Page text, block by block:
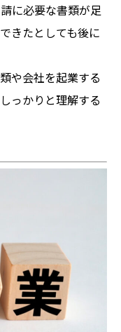
に必要な書類が足
きたとしても後に
や会社を起業する
っかりと理解する